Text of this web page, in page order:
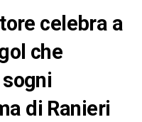
celebra a
che
di Ranieri